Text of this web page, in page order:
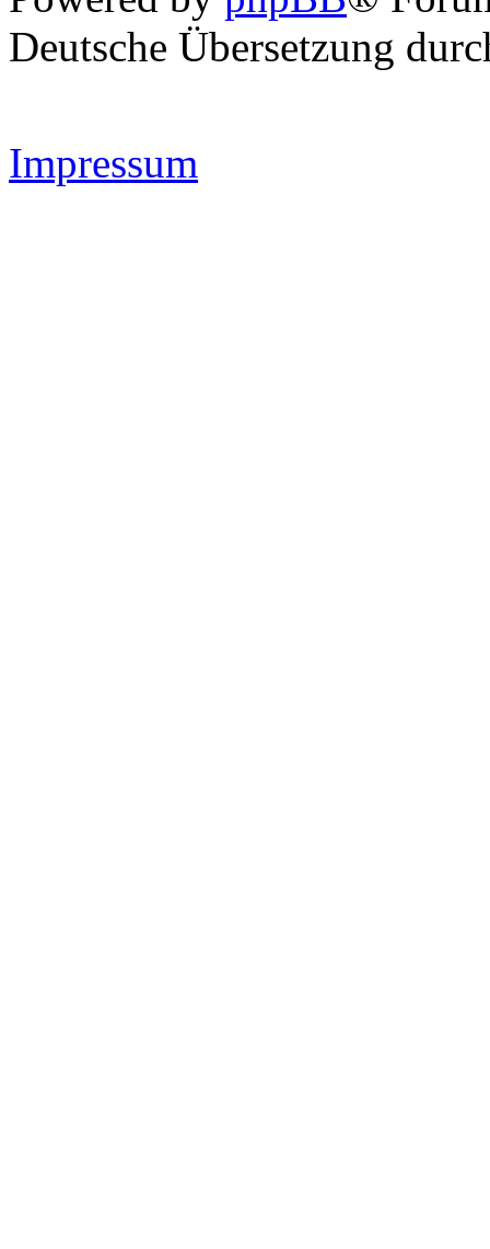
Deutsche Übersetzung
Impressum